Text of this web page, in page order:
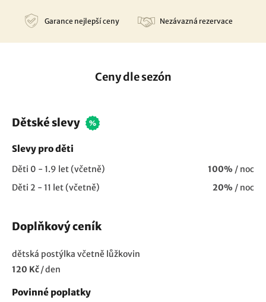
Garance nejlepší ceny Nezávazná rezervace
Ceny dle sezón
Dětské slevy
Slevy pro děti
Děti 0 - 1.9 let (včetně) 100% / noc
Děti 2 - 11 let (včetně)
20% / noc
Doplňkový ceník
dětská postýlka včetně lůžkovin
120 Kč/den
Povinné poplatky